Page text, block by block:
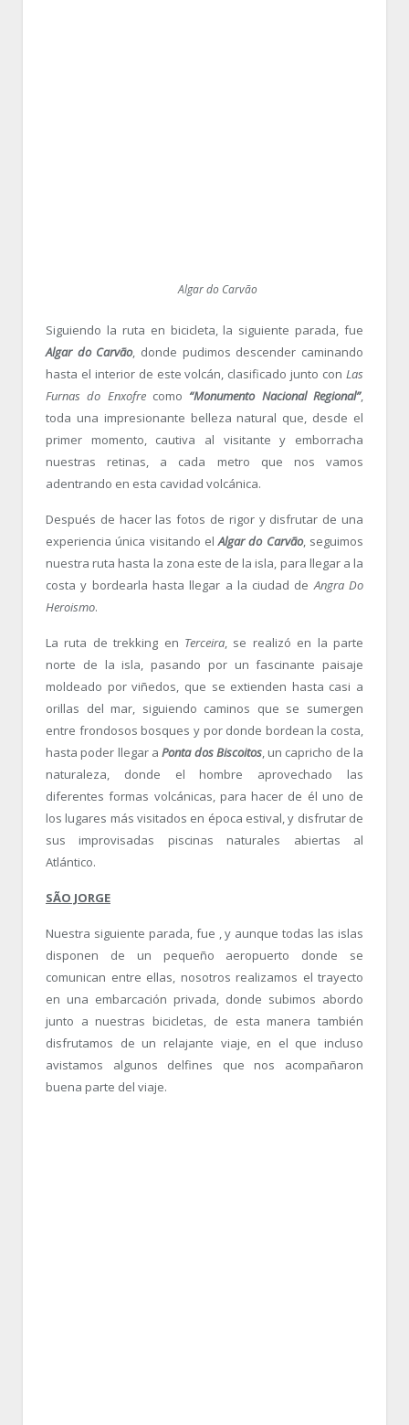
Algar do Carvão
Siguiendo la ruta en bicicleta, la siguiente parada, fue
Algar do Carvão, donde pudimos descender caminando
hasta el interior de este volcán, clasificado junto con Las
Furnas do Enxofrecomo “Monumento Nacional Regional”,
toda una impresionante belleza natural que, desde el
primer momento, cautiva al visitante y emborracha
nuestras retinas, a cada metro que nos vamos
adentrando en esta cavidad volcánica.
Después de hacer las fotos de rigor y disfrutar de una
experiencia única visitando elAlgar do Carvão, seguimos
nuestra ruta hasta la zona este de la isla, para llegar a la
costa y bordearla hasta llegar a la ciudad deAngra Do
Heroismo.
La ruta de trekking en Terceira, se realizó en la parte
norte de la isla, pasando por un fascinante paisaje
moldeado por viñedos, que se extienden hasta casi a
orillas del mar, siguiendo caminos que se sumergen
entre frondosos bosques y por donde bordean la costa,
hasta poder llegar aPonta dos Biscoitos, un capricho de la
naturaleza, donde el hombre aprovechado las
diferentes formas volcánicas, para hacer de él uno de
los lugares más visitados en época estival, y disfrutar de
sus improvisadas piscinas naturales abiertas al
Atlántico.
SÃO JORGE
Nuestra siguiente parada, fue , y aunque todas las islas
disponen de un pequeño aeropuerto donde se
comunican entre ellas, nosotros realizamos el trayecto
en una embarcación privada, donde subimos abordo
junto a nuestras bicicletas, de esta manera también
disfrutamos de un relajante viaje, en el que incluso
avistamos algunos delfines que nos acompañaron
buena parte del viaje.